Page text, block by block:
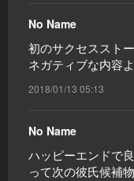
No Name
初のサクセススト
ネガティブな内容
2018/01/13 05:13
No Name
ハッピーエンドで
って次の彼氏候補